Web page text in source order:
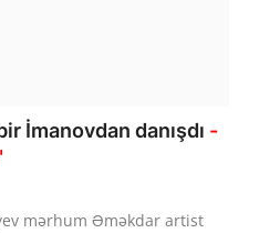
İmanovdan danışdı -
mərhum Əməkdar artist